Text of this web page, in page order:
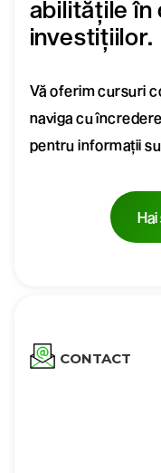
abilitățile în
investițiilor.
Vă oferim cursuri
naviga cu
pentru informații
Hai
CONTACT